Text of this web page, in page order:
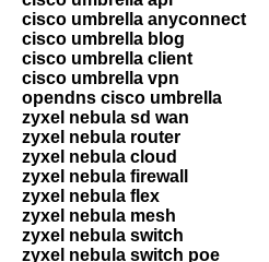
cisco umbrella anyconnect
cisco umbrella blog
cisco umbrella client
cisco umbrella vpn
opendns cisco umbrella
zyxel nebula sd wan
zyxel nebula router
zyxel nebula cloud
zyxel nebula firewall
zyxel nebula flex
zyxel nebula mesh
zyxel nebula switch
zyxel nebula switch poe